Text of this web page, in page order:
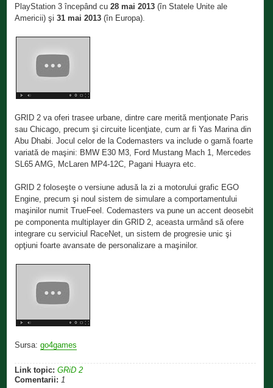
PlayStation 3 începând cu28 mai 2013 (în Statele Unite ale
Americii) şi31 mai 2013 (în Europa).
GRID 2 va oferi trasee urbane, dintre care merită menţionate Paris
sau Chicago, precum şi circuite licenţiate, cum ar fi Yas Marina din
Abu Dhabi. Jocul celor de la Codemasters va include o gamă foarte
variată de maşini: BMW E30 M3, Ford Mustang Mach 1, Mercedes
SL65 AMG, McLaren MP4-12C, Pagani Huayra etc.
GRID 2 foloseşte o versiune adusă la zi a motorului grafic EGO
Engine, precum şi noul sistem de simulare a comportamentului
maşinilor numit TrueFeel. Codemasters va pune un accent deosebit
pe componenta multiplayer din GRID 2, aceasta urmând să ofere
integrare cu serviciul RaceNet, un sistem de progresie unic şi
opţiuni foarte avansate de personalizare a maşinilor.
Sursa:go4games
Link topic: GRiD 2
Comentarii: 1